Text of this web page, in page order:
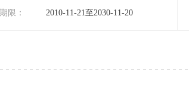
限： 2010-11-21至2030-11-20